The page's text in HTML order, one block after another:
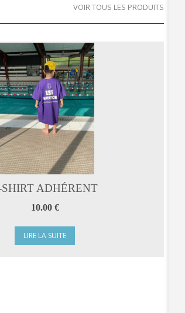
SHIRT ADHÉRENT
10.00 €
LIRE LA SUITE
VOIR TOUS LES PRODUITS